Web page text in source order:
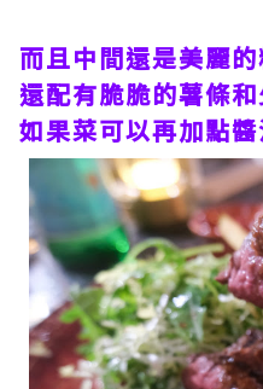
而且中間還是美麗
還配有脆脆的薯條
如果菜可以再加點